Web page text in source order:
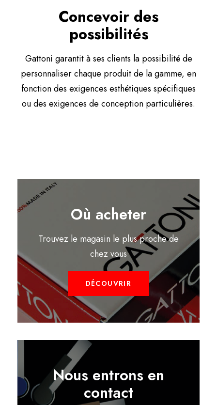
Concevoir des
possibilités
Gattoni garantit à ses clients la possibilité de
personnaliser chaque produit de la gamme, en
fonction des exigences esthétiques spécifiques
ou des exigences de conception particulières.
Où acheter
Trouvez le magasin le plus proche de
chez vous
DÉCOUVRIR
Nous entrons en
contact